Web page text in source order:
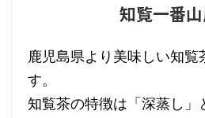
知覧一番
鹿児島県より美味しい知覧
す。
知覧茶の特徴は「深蒸し」